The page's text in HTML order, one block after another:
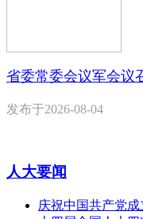
省委常委会议军会议
发布于2026-08-04
人大要闻
庆祝中国共产党